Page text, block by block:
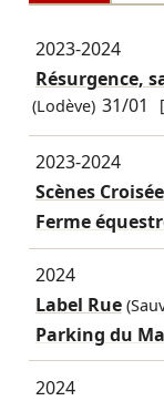
2023-2024
Résurgence,
(Lodève) 31/01
2023-2024
Scènes
Ferme
2024
Label Rue
Parking du
2024